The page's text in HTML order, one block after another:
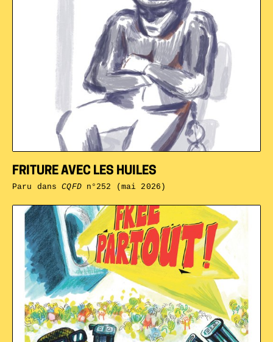
FRITURE AVEC LES HUILES
Paru dansCQFDn°252 (mai 2026)